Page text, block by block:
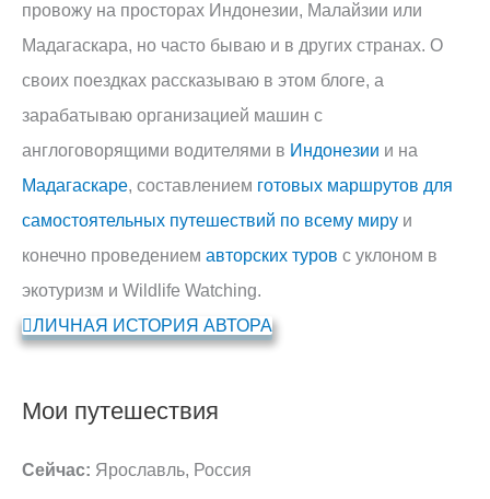
провожу на просторах Индонезии, Малайзии или
Мадагаскара, но часто бываю и в других странах. О
своих поездках рассказываю в этом блоге, а
зарабатываю организацией машин с
англоговорящими водителями в Индонезии и на
Мадагаскаре, составлением готовых маршрутов для
самостоятельных путешествий по всему миру и
конечно проведением авторских туров с уклоном в
экотуризм и Wildlife Watching.
ЛИЧНАЯ ИСТОРИЯ АВТОРА
Мои путешествия
Сейчас: Ярославль, Россия